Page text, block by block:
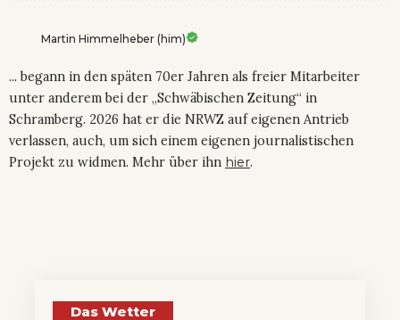
Martin Himmelheber (him)
... begann in den späten 70er Jahren als freier Mitarbeiter
unter anderem bei der „Schwäbischen Zeitung“ in
Schramberg. 2026 hat er die NRWZ auf eigenen Antrieb
verlassen, auch, um sich einem eigenen journalistischen
Projekt zu widmen. Mehr über ihn hier.
Das Wetter